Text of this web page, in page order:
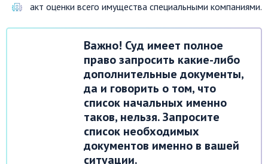
акт оценки всего имущества специальными компаниями.
Важно! Суд имеет полное
право запросить какие-либо
дополнительные документы,
да и говорить о том, что
список начальных именно
таков, нельзя. Запросите
список необходимых
документов именно в вашей
ситуации.